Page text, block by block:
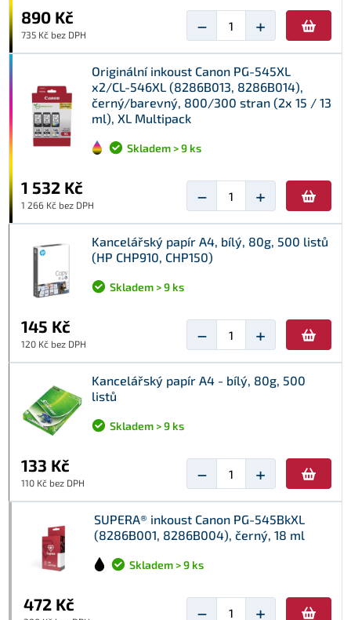
890 Kč
735 Kč bez DPH − +
Originální inkoust Canon PG-545XL
x2/CL-546XL (8286B013, 8286B014),
černý/barevný, 800/300 stran (2x 15 / 13
ml), XL Multipack
Skladem > 9 ks
1 532 Kč
1 266 Kč bez DPH − +
Kancelářský papír A4, bílý, 80g, 500 listů
(HP CHP910, CHP150)
Skladem > 9 ks
145 Kč
120 Kč bez DPH − +
Kancelářský papír A4 - bílý, 80g, 500
listů
Skladem > 9 ks
133 Kč
110 Kč bez DPH − +
SUPERA® inkoust Canon PG-545BkXL
(8286B001, 8286B004), černý, 18 ml
Skladem > 9 ks
472 Kč − +